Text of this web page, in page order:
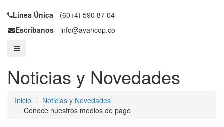
Línea Única - (60+4) 590 87 04
Escríbanos - info@avancop.co
Noticias y Novedades
Inicio
Noticias y Novedades
Conoce nuestros medios de pago